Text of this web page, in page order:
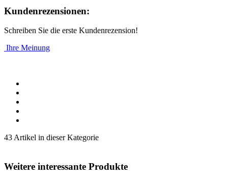
Kundenrezensionen:
Schreiben Sie die erste Kundenrezension!
Ihre Meinung
43 Artikel in dieser Kategorie
Weitere interessante Produkte